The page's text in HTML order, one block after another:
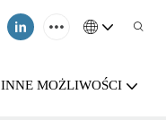
INNE MOŻLIWOŚCI